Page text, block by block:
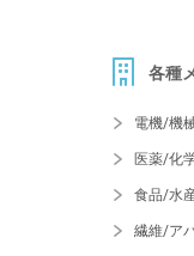
各種
電機/機
医薬/化
食品/水
繊維/ア